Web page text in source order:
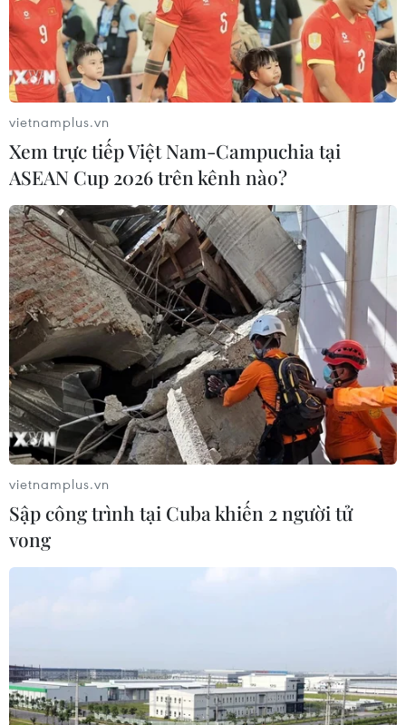
Người dân Hải Dương được ra ngoài trong
những trường hợp nào?
15/02/2021 11:18
Tính từ 27/1 đến 6 giờ sáng hôm nay (15/02), Hải
Dương đã ghi nhận 475 ca bệnh, các bệnh nhân xuất
hiện ở 11/12 huyện, thị xã, thành phố; số lượng người
đưa đi cách ly tập trung gần 14.000 người.
vietnamplus.vn
Xem trực tiếp Việt Nam-Campuchia tại
ASEAN Cup 2026 trên kênh nào?
vietnamplus.vn
Sập công trình tại Cuba khiến 2 người tử
vong